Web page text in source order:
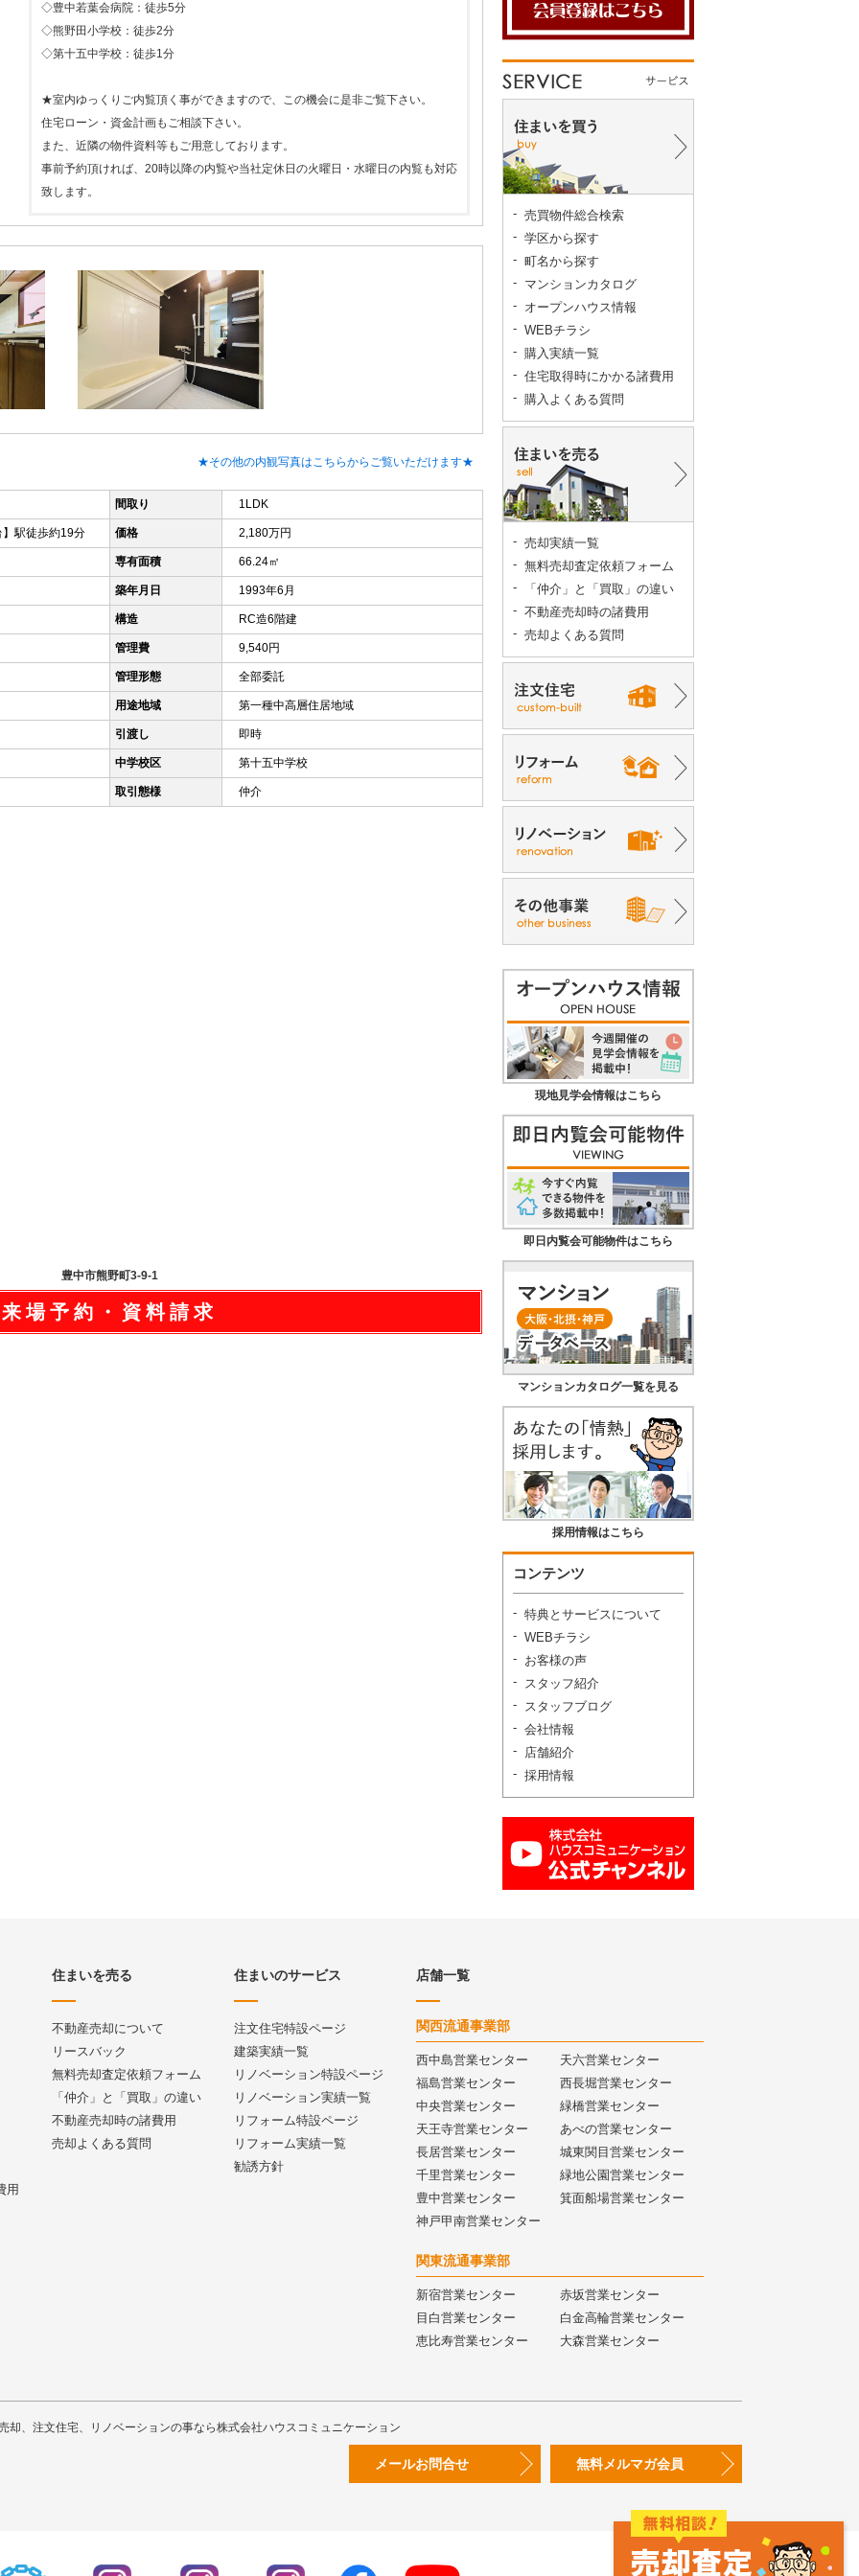
◇豊中若葉会病院：徒歩5分
◇熊野田小学校：徒歩2分
◇第十五中学校：徒歩1分
★室内ゆっくりご内覧頂く事ができますので、この機会に是非ご覧下さい。
住宅ローン・資金計画もご相談下さい。
また、近隣の物件資料等もご用意しております。
事前予約頂ければ、20時以降の内覧や当社定休日の火曜日・水曜日の内覧も対応
致します。
★その他の内観写真はこちらからご覧いただけます★
間取り 1LDK
】駅徒歩約19分 価格 2,180万円
専有面積 66.24㎡
築年月日 1993年6月
構造 RC造6階建
管理費 9,540円
管理形態 全部委託
用途地域 第一種中高層住居地域
引渡し 即時
中学校区 第十五中学校
取引態様 仲介
豊中市熊野町3-9-1
来場予約・資料請求
売買物件総合検索
学区から探す
町名から探す
マンションカタログ
オープンハウス情報
WEBチラシ
購入実績一覧
住宅取得時にかかる諸費用
購入よくある質問
売却実績一覧
無料売却査定依頼フォーム
「仲介」と「買取」の違い
不動産売却時の諸費用
売却よくある質問
現地見学会情報はこちら
即日内覧会可能物件はこちら
マンションカタログ一覧を見る
採用情報はこちら
コンテンツ
特典とサービスについて
WEBチラシ
お客様の声
スタッフ紹介
スタッフブログ
会社情報
店舗紹介
採用情報
用
住まいを売る
不動産売却について
リースバック
無料売却査定依頼フォーム
「仲介」と「買取」の違い
不動産売却時の諸費用
売却よくある質問
住まいのサービス
注文住宅特設ページ
建築実績一覧
リノベーション特設ページ
リノベーション実績一覧
リフォーム特設ページ
リフォーム実績一覧
勧誘方針
店舗一覧
関西流通事業部
西中島営業センター
天六営業センター
福島営業センター
西長堀営業センター
中央営業センター
緑橋営業センター
天王寺営業センター
あべの営業センター
長居営業センター
城東関目営業センター
千里営業センター
緑地公園営業センター
豊中営業センター
箕面船場営業センター
神戸甲南営業センター
関東流通事業部
新宿営業センター
赤坂営業センター
目白営業センター
白金高輪営業センター
恵比寿営業センター
大森営業センター
、注文住宅、リノベーションの事なら株式会社ハウスコミュニケーション
メールお問合せ 無料メルマガ会員